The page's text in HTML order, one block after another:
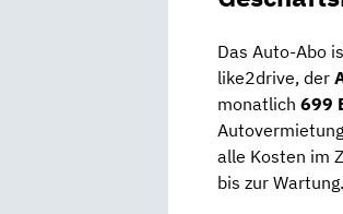
Das Auto-Abo
like2drive, der
monatlich 699
alle Kosten im
bis zur